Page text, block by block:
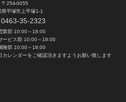
〒254-0055
県平塚市上平塚1-1
0463-35-2323
業部 10:00～18:00
ービス部 10:00～18:00
険部 10:00～18:00
レンダーをご確認頂きますようお願い致します